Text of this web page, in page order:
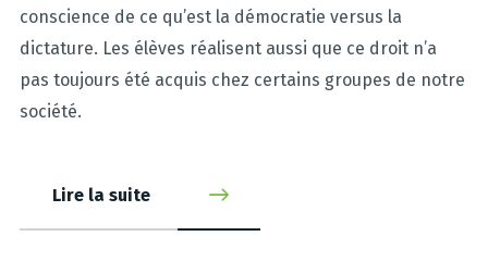
conscience de ce qu’est la démocratie versus la
dictature. Les élèves réalisent aussi que ce droit n’a
pas toujours été acquis chez certains groupes de notre
société.
Lire la suite